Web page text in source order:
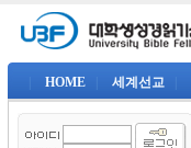
HOME 세계선교